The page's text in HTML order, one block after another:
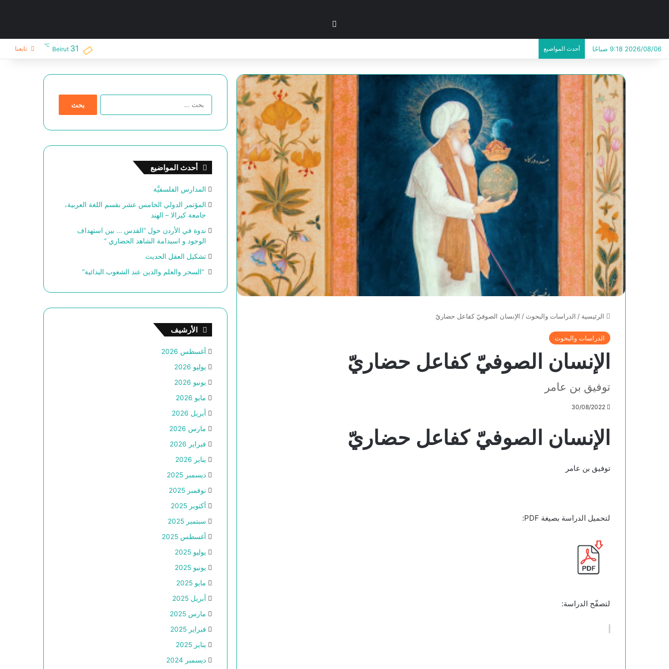
2026/08/06 9:18 صباحًا أحدث المواضيع Beirut 31
℃ تابعنا
الرئيسية / الدراسات والبحوث / الإنسان الصوفيّ كفاعل حضاريّ
الدراسات والبحوث
الإنسان الصوفيّ كفاعل حضاريّ
توفيق بن عامر
30/08/2022
الإنسان الصوفيّ كفاعل حضاريّ
توفيق بن عامر
لتحميل الدراسة بصيغة PDF:
لتصفّح الدراسة:
ا
ح
أحدث المواضيع
المدارس الفلسفيَّة
المؤتمر الدولي الخامس عشر بقسم اللغة العربية،
جامعة كيرالا – الهند
ندوة في الأردن حول “القدس … بين استهداف
الوجود و اسيدامة الشاهد الحضاري “
تشكيل العقل الحديث
“السحر والعلم والدين عند الشعوب البدائية”
الأرشيف
أغسطس 2026
يوليو 2026
يونيو 2026
مايو 2026
أبريل 2026
مارس 2026
فبراير 2026
يناير 2026
ديسمبر 2025
نوفمبر 2025
أكتوبر 2025
سبتمبر 2025
أغسطس 2025
يوليو 2025
يونيو 2025
مايو 2025
أبريل 2025
مارس 2025
فبراير 2025
يناير 2025
ديسمبر 2024